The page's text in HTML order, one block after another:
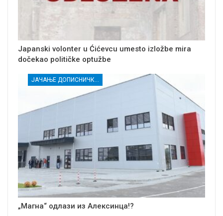
Japanski volonter u Ćićevcu umesto izložbe mira
dočekao političke optužbe
„Магна“ одлази из Алексинца!?